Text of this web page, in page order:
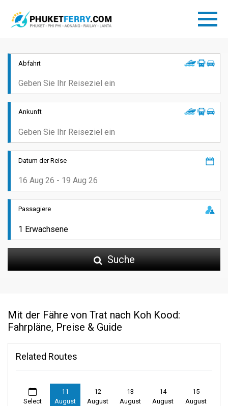
Abfahrt
Ankunft
Datum der Reise
Passagiere
Suche
Mit der Fähre von Trat nach Koh Kood:
Fahrpläne, Preise & Guide
Related Routes
Select
11
August
12
August
13
August
14
August
15
August